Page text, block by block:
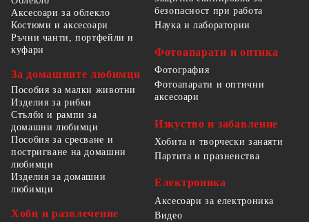
Аксесоари за облекло
Костюми и аксесоари
Ръчни чанти, портфейли и
куфари
За домашните любимци
Пособия за малки животни
Изделия за рибки
Стълби и рампи за
домашни любимци
Пособия за сресване и
постригване на домашни
любимци
Изделия за домашни
любимци
Хоби и развлечение
безопасност при работа
Наука и лаборатории
Фотоапарати и оптика
Фотография
Фотоапарати и оптични
аксесоари
Изкуство и забавление
Хобита и творчески занаяти
Партита и празненства
Електроника
Аксесоари за електроника
Видео